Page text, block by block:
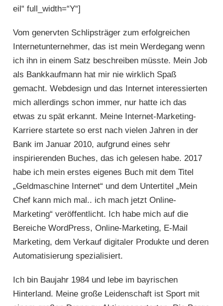
eil“ full_width=“Y“]
Vom genervten Schlipsträger zum erfolgreichen
Internetunternehmer, das ist mein Werdegang wenn
ich ihn in einem Satz beschreiben müsste. Mein Job
als Bankkaufmann hat mir nie wirklich Spaß
gemacht. Webdesign und das Internet interessierten
mich allerdings schon immer, nur hatte ich das
etwas zu spät erkannt. Meine Internet-Marketing-
Karriere startete so erst nach vielen Jahren in der
Bank im Januar 2010, aufgrund eines sehr
inspirierenden Buches, das ich gelesen habe. 2017
habe ich mein erstes eigenes Buch mit dem Titel
„Geldmaschine Internet“ und dem Untertitel „Mein
Chef kann mich mal.. ich mach jetzt Online-
Marketing“ veröffentlicht. Ich habe mich auf die
Bereiche WordPress, Online-Marketing, E-Mail
Marketing, dem Verkauf digitaler Produkte und deren
Automatisierung spezialisiert.
Ich bin Baujahr 1984 und lebe im bayrischen
Hinterland. Meine große Leidenschaft ist Sport mit